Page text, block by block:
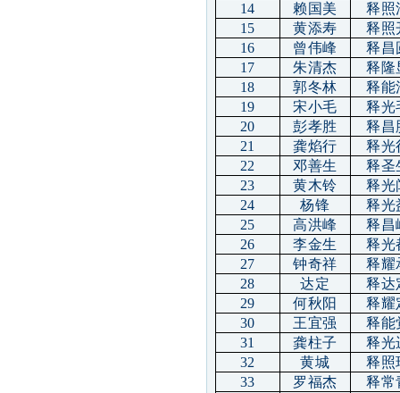
14
赖国美
释照
15
黄添寿
释照
16
曾伟峰
释昌
17
朱清杰
释隆
18
郭冬林
释能
19
宋小毛
释光
20
彭孝胜
释昌
21
龚焰行
释光
22
邓善生
释圣
23
黄木铃
释光
24
杨锋
释光
25
高洪峰
释昌
26
李金生
释光
27
钟奇祥
释耀
28
达定
释达
29
何秋阳
释耀
30
王宜强
释能
31
龚柱子
释光
32
黄城
释照
33
罗福杰
释常